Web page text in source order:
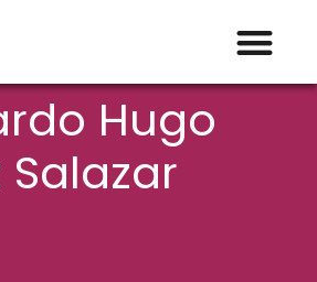
Hugo
Salazar